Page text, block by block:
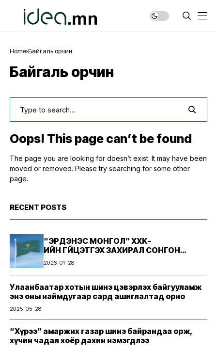
Home Байгаль орчин
Байгаль орчин
Oops! This page can’t be found
The page you are looking for doesn’t exist. It may have been
moved or removed. Please try searching for some other
page.
RECENT POSTS
“ЭРДЭНЭС МОНГОЛ” ХХК-
ИЙН ГҮЙЦЭТГЭХ ЗАХИРАЛ СОНГОН
ШАЛГАРУУЛАХ ЗАР
2026-01-28
Улаанбаатар хотын шинэ цэвэрлэх байгууламж
энэ оны наймдугаар сард ашиглалтад орно
2025-05-28
“Хүрээ” амаржих газар шинэ байрандаа орж,
хүчин чадал хоёр дахин нэмэгдлээ